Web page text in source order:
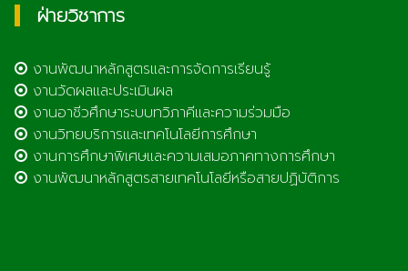
ฝ่ายวิชาการ
งานพัฒนาหลักสูตรและการจัดการเรียนรู้
งานวัดผลและประเมินผล
งานอาชีวศึกษาระบบทวิภาคีและความร่วมมือ
งานวิทยบริการและเทคโนโลยีการศึกษา
งานการศึกษาพิเศษและความเสมอภาคทางการศึกษา
งานพัฒนาหลักสูตรสายเทคโนโลยีหรือสายปฏิบัติการ